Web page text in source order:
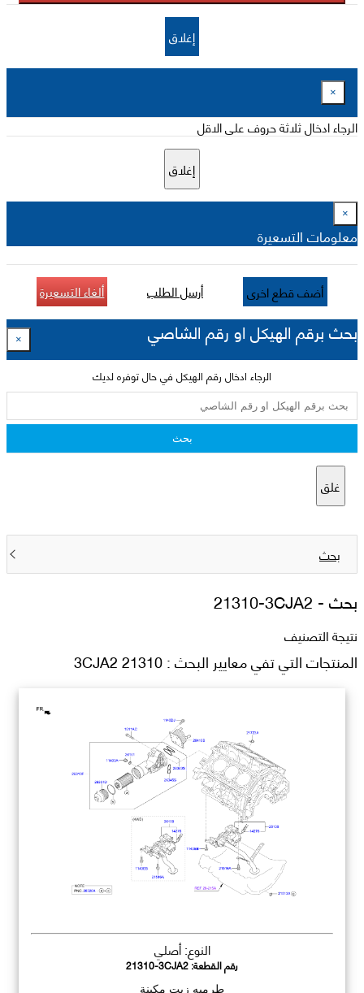
إغلاق
×
الرجاء ادخال ثلاثة حروف على الاقل
إغلاق
×
معلومات التسعيرة
أضف قطع اخرى أرسل الطلب ألغاء التسعيرة
بحث برقم الهيكل او رقم الشاصي ×
الرجاء ادخال رقم الهيكل في حال توفره لديك
بحث
غلق
بحث
بحث - 21310-3CJA2
نتيجة التصنيف
المنتجات التي تفي معايير البحث : 21310 3CJA2
النوع: أصلي
رقم القطعة:21310-3CJA2
طرمبه زيت مكينة